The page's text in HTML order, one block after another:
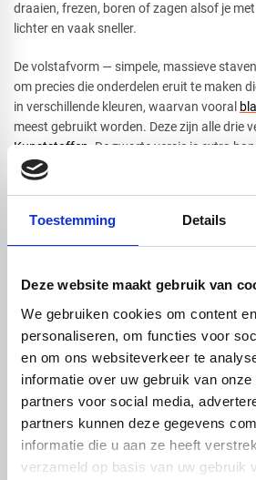
Toestemming Details
Deze website maakt gebruik van
We gebruiken cookies om content
personaliseren, om functies voor
en om ons websiteverkeer te
informatie over uw gebruik van
partners voor social media,
partners kunnen deze gegevens
informatie die u aan ze heeft
verzameld op basis van uw gebruik
draaien, frezen, boren of zagen alsof je
lichter en vaak sneller.
De volstafvorm — simpele, massieve
om precies die onderdelen eruit te maken
in verschillende kleuren, waarvan vooral
meest gebruikt worden. Deze zijn alle drie
Kunststoffen . De zwarte versie is extra
fel licht gebruikt gaat worden, omdat deze
wat wils!
Hoewel POM-C veel kan, is het niet
van de meest veelzijdige technische
Handig om er bij te